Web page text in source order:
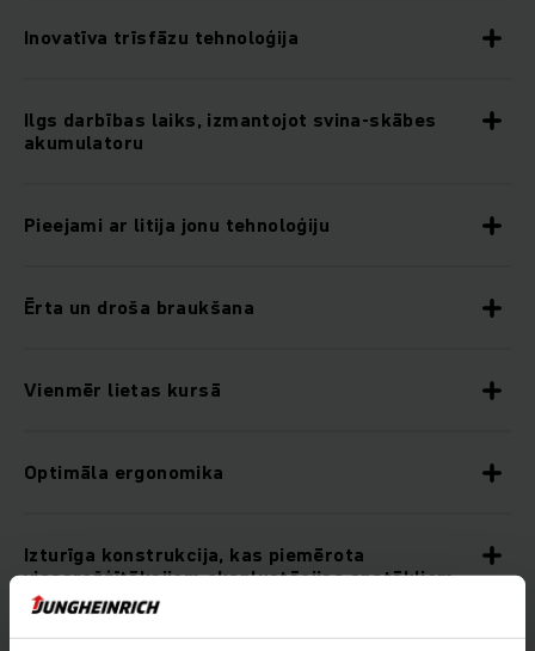
Inovatīva trīsfāzu tehnoloģija
Ilgs darbības laiks, izmantojot svina-skābes
akumulatoru
Pieejami ar litija jonu tehnoloģiju
Ērta un droša braukšana
Vienmēr lietas kursā
Optimāla ergonomika
Izturīga konstrukcija, kas piemērota
vissarežģītākajiem ekspluatācijas apstākļiem